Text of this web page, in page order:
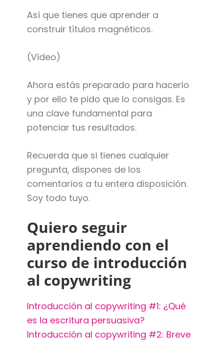
Así que tienes que aprender a
construir títulos magnéticos.
(Vídeo)
Ahora estás preparado para hacerlo
y por ello te pido que lo consigas. Es
una clave fundamental para
potenciar tus resultados.
Recuerda que si tienes cualquier
pregunta, dispones de los
comentarios a tu entera disposición.
Soy todo tuyo.
Quiero seguir
aprendiendo con el
curso de introducción
al copywriting
Introducción al copywriting #1: ¿Qué
es la escritura persuasiva?
Introducción al copywriting #2: Breve